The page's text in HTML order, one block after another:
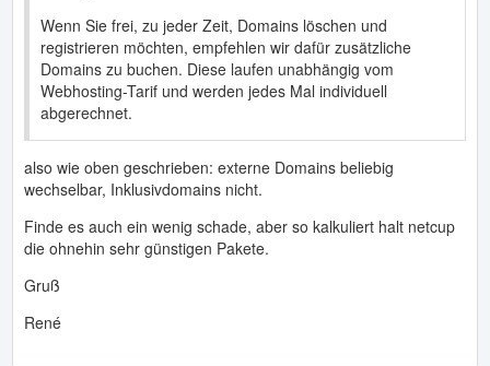
Wenn Sie frei, zu jeder Zeit, Domains löschen und
registrieren möchten, empfehlen wir dafür zusätzliche
Domains zu buchen. Diese laufen unabhängig vom
Webhosting-Tarif und werden jedes Mal individuell
abgerechnet.
also wie oben geschrieben: externe Domains beliebig
wechselbar, Inklusivdomains nicht.
Finde es auch ein wenig schade, aber so kalkuliert halt netcup
die ohnehin sehr günstigen Pakete.
Gruß
René